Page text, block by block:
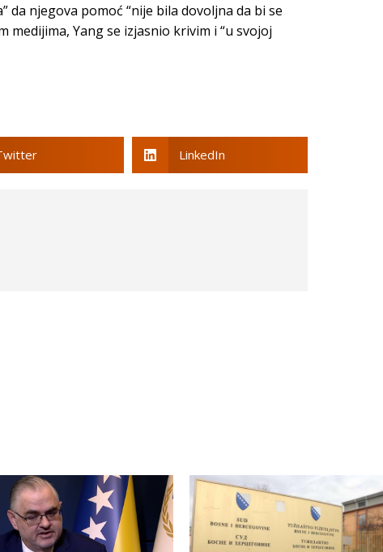
da njegova pomoć “nije bila dovoljna da bi se
medijima, Yang se izjasnio krivim i “u svojoj
LinkedIn